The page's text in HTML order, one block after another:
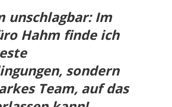
unschlagbar: Im
Hahm finde ich
sondern
Team, auf das